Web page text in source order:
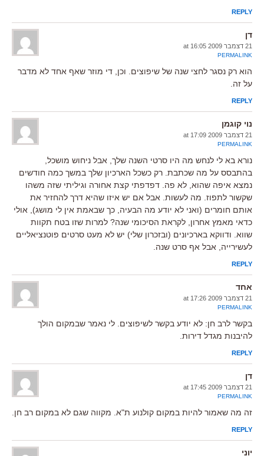
REPLY
דן
21 דצמבר 2009 at 16:05
PERMALINK
הוא רק נסגר לחצי שנה של שיפוצים. וכן, די מוזר שאף אחד לא מדבר
על זה.
REPLY
נוי קוגמן
21 דצמבר 2009 at 17:09
PERMALINK
נורא בא לי לנחש מה היו סרטי השנה שלך, אבל ניחוש מושכל,
בהתבסס על מה שכתבת. רק כשכל הארכיון שלך במשך כמה חודשים
נמצא איפה שהוא, לא פה. דפדפתי קצת אחורה וגיליתי שזה משהו
שקשור לתפוז. מה לעשות. אבל אם יש איזו שהיא דרך להחזיר את
אותם חומרים (ואני לא יודע מה הבעיה, כך שבאמת אין לי מושג), אולי
כדאי מאמץ אחרון, לקראת הסיכומי שנה? למרות שזו בטח תקוות
שווא. ודווקא בארכיונים (ובזכרון שלי) יש לא מעט סרטים פוטנציאליים
לעשירייה, אבל אף סרט שנה.
REPLY
אחד
21 דצמבר 2009 at 17:26
PERMALINK
בקשר לרב חן: לא יודע בקשר לשיפוצים. לי נאמר שבמקום הולך
להיבנות מגדל דירות.
REPLY
דן
21 דצמבר 2009 at 17:45
PERMALINK
זה מה שאמור להיות במקום קולנוע ת"א. מקווה שגם לא במקום רב חן.
REPLY
יוני